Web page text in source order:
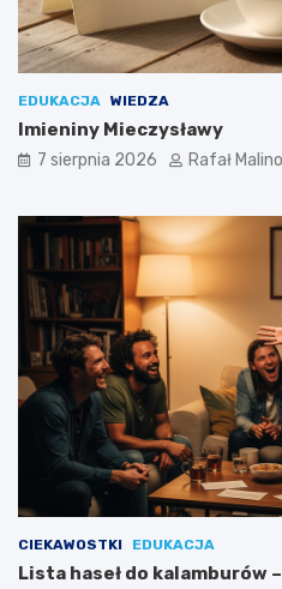
EDUKACJA WIEDZA
Imieniny Mieczysławy
7 sierpnia 2026 Rafał
CIEKAWOSTKI EDUKACJA
Lista haseł do kalamburów